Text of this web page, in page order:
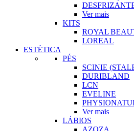
Ver mais
KITS
ROYAL
LOREAL
ESTÉTICA
PÉS
SCINIE
DURIBLAND
LCN
EVELINE
Ver mais
LÁBIOS
AZOZA